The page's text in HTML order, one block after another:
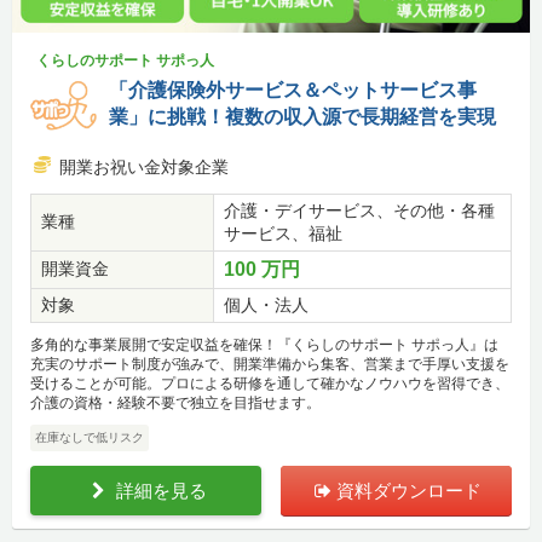
くらしのサポート サポっ人
「介護保険外サービス＆ペットサービス事
業」に挑戦！複数の収入源で長期経営を実現
開業お祝い金対象企業
業種
介護・デイサービス、その他・各種
サービス、福祉
開業資金
100 万円
対象 個人・法人
多角的な事業展開で安定収益を確保！『くらしのサポート サポっ人』は
充実のサポート制度が強みで、開業準備から集客、営業まで手厚い支援を
受けることが可能。プロによる研修を通して確かなノウハウを習得でき、
介護の資格・経験不要で独立を目指せます。
在庫なしで低リスク
詳細を見る 資料ダウンロード